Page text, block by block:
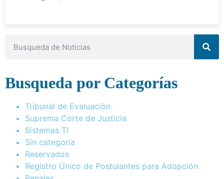
Busqueda por Categorías
Tribunal de Evaluación
Suprema Corte de Justicia
Sistemas TI
Sin categoría
Reservados
Registro Único de Postulantes para Adopción